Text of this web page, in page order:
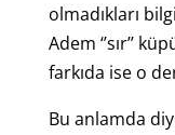
olmadıkları
Adem ‘’sır’’
farkıda ise o
Bu anlamda